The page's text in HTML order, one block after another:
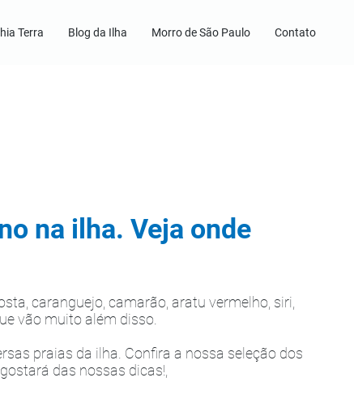
Terra Blog da Ilha Morro de São Paulo Contato
caranguejo, camarão, aratu vermelho, siri,
vão muito além disso.
praias da ilha. Confira a nossa seleção dos
das nossas dicas!,
na ilha. Veja onde